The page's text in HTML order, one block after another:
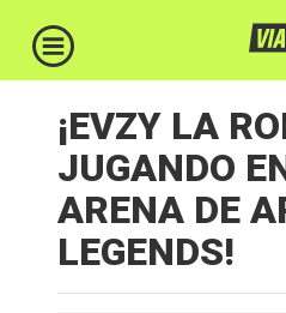
¡EVZY LA
JUGANDO
ARENA DE
LEGENDS!